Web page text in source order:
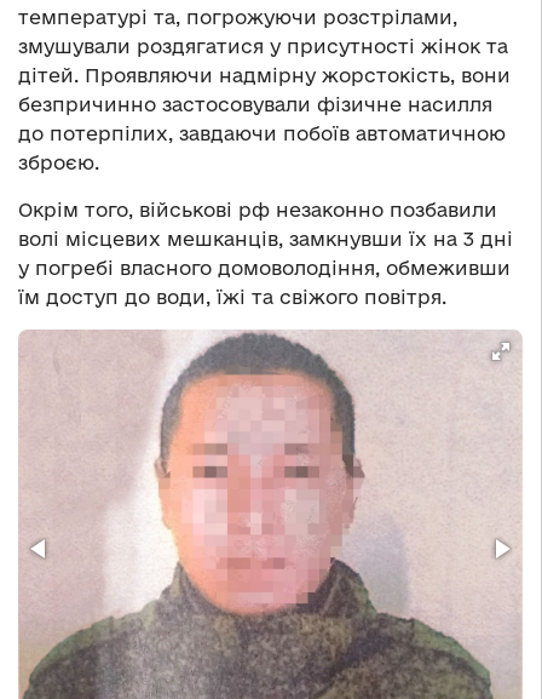
температурі та, погрожуючи розстрілами,
змушували роздягатися у присутності жінок та
дітей. Проявляючи надмірну жорстокість, вони
безпричинно застосовували фізичне насилля
до потерпілих, завдаючи побоїв автоматичною
зброєю.
Окрім того, військові рф незаконно позбавили
волі місцевих мешканців, замкнувши їх на 3 дні
у погребі власного домоволодіння, обмеживши
їм доступ до води, їжі та свіжого повітря.